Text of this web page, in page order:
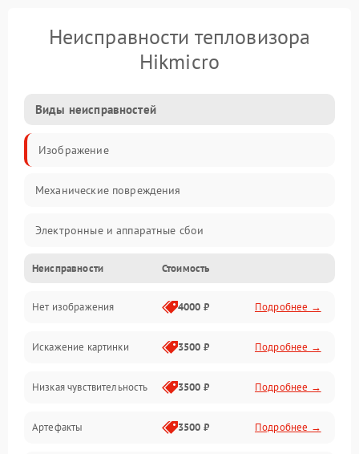
Неисправности тепловизора
Hikmicro
Виды неисправностей
Изображение
Механические повреждения
Электронные и аппаратные сбои
Неисправности сенсора и оптики
Программные ошибки
Электропитание
Измерения
Матрица
Неисправности Стоимость
Нет изображения 4000 ₽ Подробнее →
Искажение картинки 3500 ₽ Подробнее →
Низкая чувствительность 3500 ₽ Подробнее →
Артефакты 3500 ₽ Подробнее →